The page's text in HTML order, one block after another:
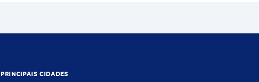
PRINCIPAIS CIDADES